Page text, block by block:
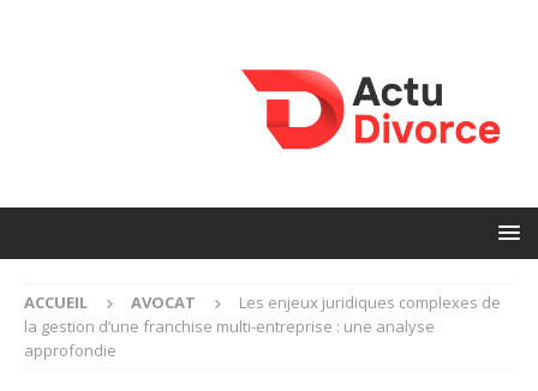
ACCUEIL AVOCAT
Les enjeux juridiques complexes de
la gestion d’une franchise multi-entreprise : une analyse
approfondie